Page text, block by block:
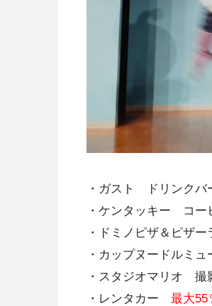
・ガスト ドリンク
・ケンタッキー コ
・ドミノピザ＆ピザ
・カップヌードルミ
・スタジオマリオ 撮
・レンタカー 最大55